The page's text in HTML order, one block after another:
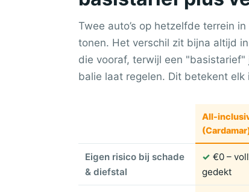
Twee auto’s op hetzelfde terrein
tonen. Het verschil zit bijna altijd
die vooraf, terwijl een
balie laat regelen. Dit betekent elk
All-
Eigen risico bij schade
& diefstal
✓ €0 –
gedekt